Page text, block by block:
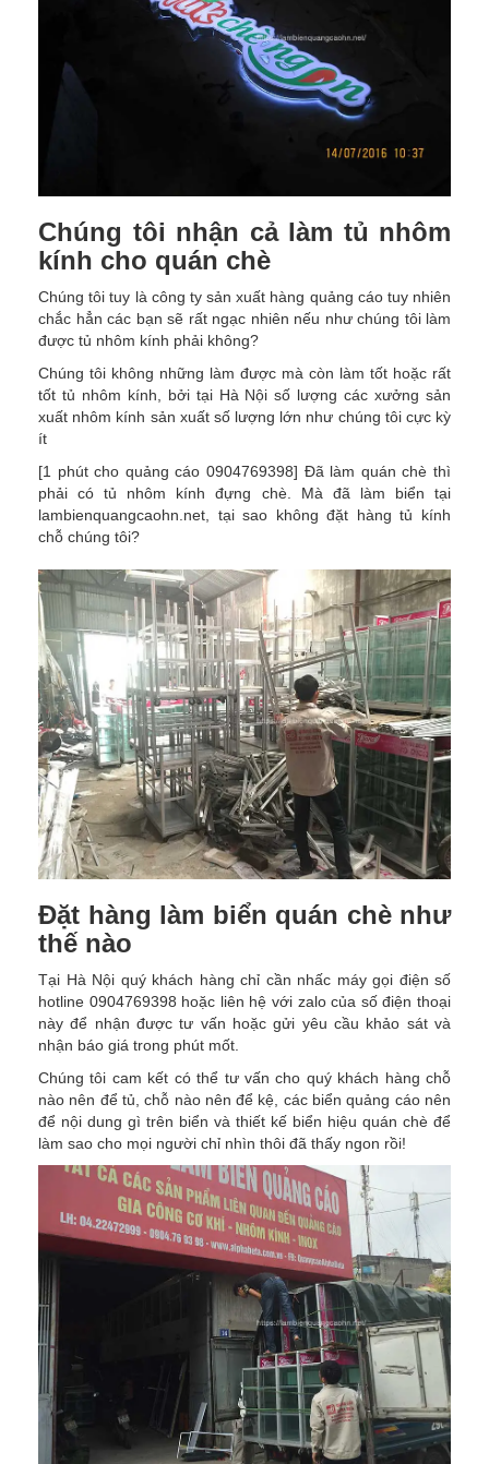
Chúng tôi nhận cả làm tủ nhôm
kính cho quán chè
Chúng tôi tuy là công ty sản xuất hàng quảng cáo tuy nhiên
chắc hẳn các bạn sẽ rất ngạc nhiên nếu như chúng tôi làm
được tủ nhôm kính phải không?
Chúng tôi không những làm được mà còn làm tốt hoặc rất
tốt tủ nhôm kính, bởi tại Hà Nội số lượng các xưởng sản
xuất nhôm kính sản xuất số lượng lớn như chúng tôi cực kỳ
ít
[1 phút cho quảng cáo 0904769398] Đã làm quán chè thì
phải có tủ nhôm kính đựng chè. Mà đã làm biển tại
lambienquangcaohn.net, tại sao không đặt hàng tủ kính
chỗ chúng tôi?
Đặt hàng làm biển quán chè như
thế nào
Tại Hà Nội quý khách hàng chỉ cần nhấc máy gọi điện số
hotline 0904769398 hoặc liên hệ với zalo của số điện thoại
này để nhận được tư vấn hoặc gửi yêu cầu khảo sát và
nhận báo giá trong phút mốt.
Chúng tôi cam kết có thể tư vấn cho quý khách hàng chỗ
nào nên để tủ, chỗ nào nên để kệ, các biển quảng cáo nên
để nội dung gì trên biển và thiết kế biển hiệu quán chè để
làm sao cho mọi người chỉ nhìn thôi đã thấy ngon rồi!